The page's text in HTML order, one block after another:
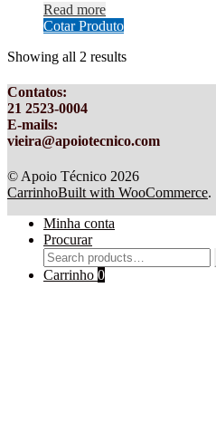
Read more
Cotar Produto
Showing all 2 results
Contatos:
21 2523-0004
E-mails:
vieira@apoiotecnico.com
© Apoio Técnico 2026
CarrinhoBuilt with WooCommerce.
Minha conta
Procurar
Search
for:
Carrinho 0